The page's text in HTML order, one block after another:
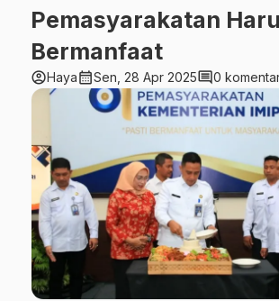
Pemasyarakatan
Bermanfaat
account_circleHayacalendar_monthSen, 28 Apr 2025comment0